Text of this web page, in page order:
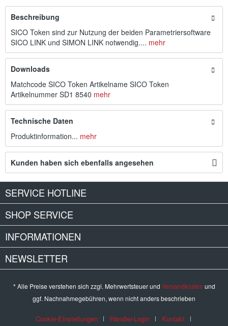
Beschreibung
SICO Token sind zur Nutzung der beiden Parametriersoftware
SICO LINK und SIMON LINK notwendig.... mehr
Downloads
Matchcode SICO Token Artikelname SICO Token
Artikelnummer SD1 8540 mehr
Technische Daten
Produktinformation... mehr
Kunden haben sich ebenfalls angesehen
SERVICE HOTLINE
SHOP SERVICE
INFORMATIONEN
NEWSLETTER
* Alle Preise verstehen sich zzgl. Mehrwertsteuer und Versandkosten und
ggf. Nachnahmegebühren, wenn nicht anders beschrieben
Cookie-Einstellungen Händler-Login Kontakt